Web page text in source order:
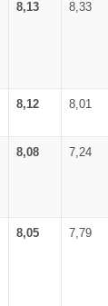
8,13 8,33
8,12 8,01
8,08 7,24
8,05 7,79